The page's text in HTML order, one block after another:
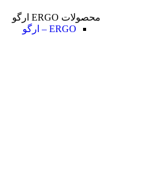
محصولات ERGO ارگو
ERGO – ارگو